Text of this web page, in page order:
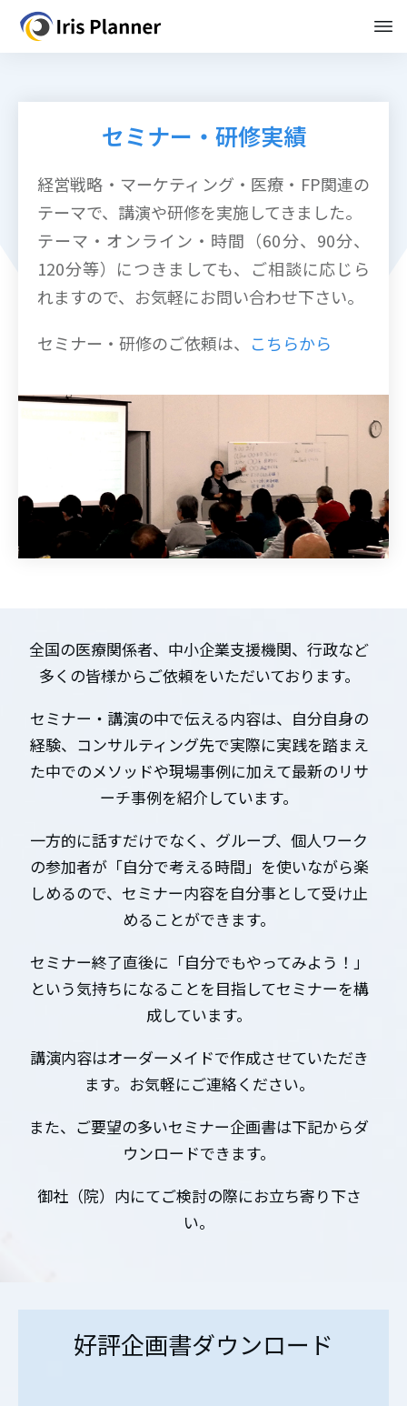
セミナー・研修実績
経営戦略・マーケティング・医療・FP関連の
テーマで、講演や研修を実施してきました。
テーマ・オンライン・時間（60分、90分、
120分等）につきましても、ご相談に応じら
れますので、お気軽にお問い合わせ下さい。
セミナー・研修のご依頼は、
こちらから
全国の医療関係者、中小企業支援機関、行政など
多くの皆様からご依頼をいただいております。
セミナー・講演の中で伝える内容は、自分自身の
経験、コンサルティング先で実際に実践を踏まえ
た中でのメソッドや現場事例に加えて最新のリサ
ーチ事例を紹介しています。
一方的に話すだけでなく、グループ、個人ワーク
の参加者が「自分で考える時間」を使いながら楽
しめるので、セミナー内容を自分事として受け止
めることができます。
セミナー終了直後に「自分でもやってみよう！」
という気持ちになることを目指してセミナーを構
成しています。
講演内容はオーダーメイドで作成させていただき
ます。お気軽にご連絡ください。
また、ご要望の多いセミナー企画書は下記からダ
ウンロードできます。
御社（院）内にてご検討の際にお立ち寄り下さ
い。
好評企画書ダウンロード